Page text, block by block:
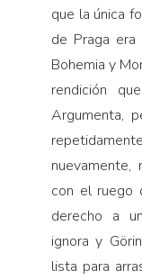
que la única
de Praga
Bohemia y
rendición
Argumenta,
con el ruego
derecho a
ignora y
lista para